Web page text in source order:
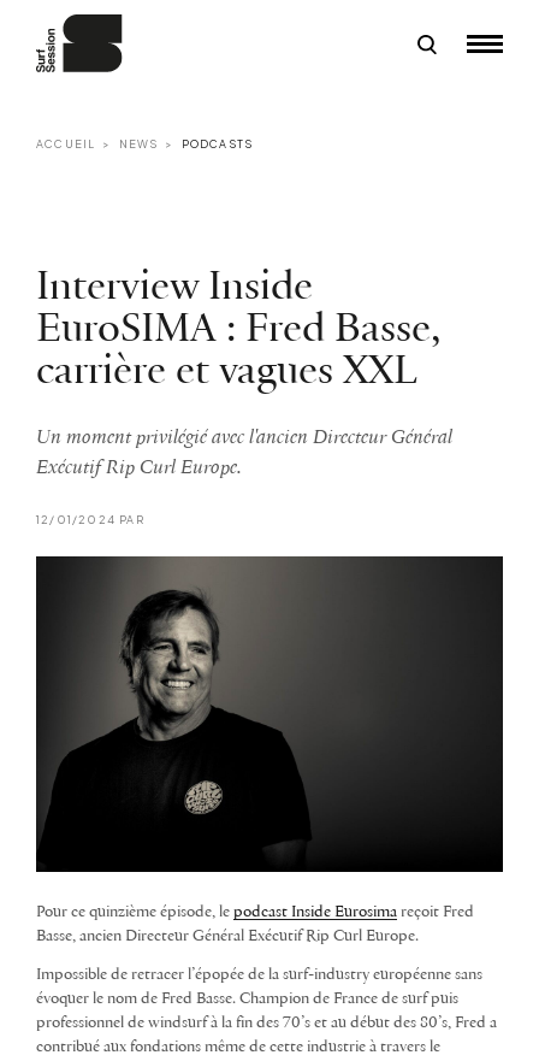
ACCUEIL NEWS PODCASTS
Interview Inside
EuroSIMA : Fred Basse,
carrière et vagues XXL
Un moment privilégié avec l'ancien Directeur Général
Exécutif Rip Curl Europe.
12/01/2024 PAR
Pour ce quinzième épisode, le podcast Inside Eurosima reçoit Fred
Basse, ancien Directeur Général Exécutif Rip Curl Europe.
Impossible de retracer l’épopée de la surf-industry européenne sans
évoquer le nom de Fred Basse. Champion de France de surf puis
professionnel de windsurf à la fin des 70’s et au début des 80’s, Fred a
contribué aux fondations même de cette industrie à travers le